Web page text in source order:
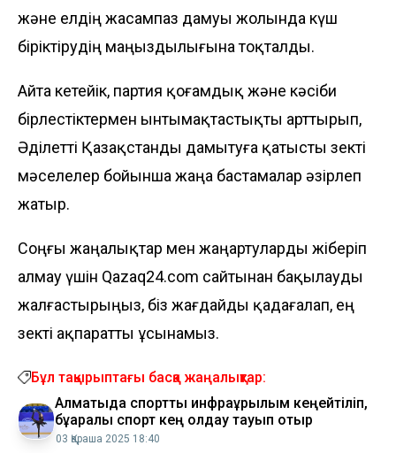
және елдің жасампаз дамуы жолында күш
біріктірудің маңыздылығына тоқталды.
Айта кетейік, партия қоғамдық және кәсіби
бірлестіктермен ынтымақтастықты арттырып,
Әділетті Қазақстанды дамытуға қатысты өзекті
мәселелер бойынша жаңа бастамалар әзірлеп
жатыр.
Соңғы жаңалықтар мен жаңартуларды жіберіп
алмау үшін Qazaq24.com сайтынан бақылауды
жалғастырыңыз, біз жағдайды қадағалап, ең
өзекті ақпаратты ұсынамыз.
Бұл тақырыптағы басқа жаңалықтар:
Алматыда спорттық инфрақұрылым кеңейтіліп,
бұқаралық спорт кең қолдау тауып отыр
03 Қараша 2025 18:40